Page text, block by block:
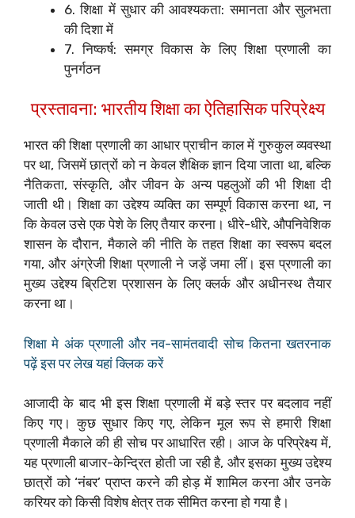
6. शिक्षा में सुधार की आवश्यकता: समानता और सुलभता
की दिशा में
7. निष्कर्ष: समग्र विकास के लिए शिक्षा प्रणाली का
पुनर्गठन
प्रस्तावना: भारतीय शिक्षा का ऐतिहासिक परिप्रेक्ष्य
भारत की शिक्षा प्रणाली का आधार प्राचीन काल में गुरुकुल व्यवस्था
पर था, जिसमें छात्रों को न केवल शैक्षिक ज्ञान दिया जाता था, बल्कि
नैतिकता, संस्कृति, और जीवन के अन्य पहलुओं की भी शिक्षा दी
जाती थी। शिक्षा का उद्देश्य व्यक्ति का सम्पूर्ण विकास करना था, न
कि केवल उसे एक पेशे के लिए तैयार करना। धीरे-धीरे, औपनिवेशिक
शासन के दौरान, मैकाले की नीति के तहत शिक्षा का स्वरूप बदल
गया, और अंग्रेजी शिक्षा प्रणाली ने जड़ें जमा लीं। इस प्रणाली का
मुख्य उद्देश्य ब्रिटिश प्रशासन के लिए क्लर्क और अधीनस्थ तैयार
करना था।
शिक्षा मे अंक प्रणाली और नव-सामंतवादी सोच कितना खतरनाक
पढ़ें इस पर लेख यहां क्लिक करें
आजादी के बाद भी इस शिक्षा प्रणाली में बड़े स्तर पर बदलाव नहीं
किए गए। कुछ सुधार किए गए, लेकिन मूल रूप से हमारी शिक्षा
प्रणाली मैकाले की ही सोच पर आधारित रही। आज के परिप्रेक्ष्य में,
यह प्रणाली बाजार-केन्द्रित होती जा रही है, और इसका मुख्य उद्देश्य
छात्रों को ‘नंबर’ प्राप्त करने की होड़ में शामिल करना और उनके
करियर को किसी विशेष क्षेत्र तक सीमित करना हो गया है।